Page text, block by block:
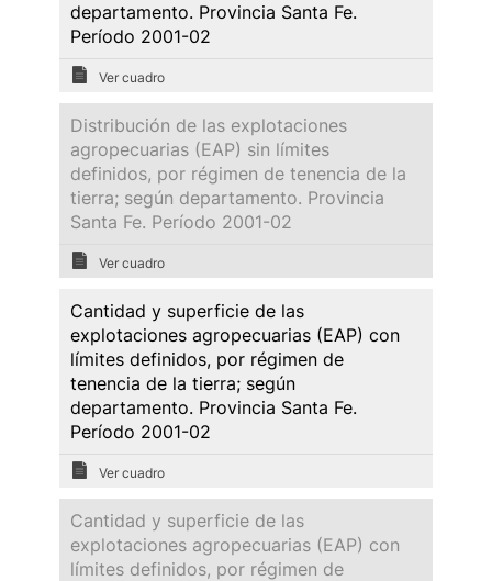
departamento. Provincia Santa Fe.
Período 2001-02
Ver cuadro
Distribución de las explotaciones
agropecuarias (EAP) sin límites
definidos, por régimen de tenencia de la
tierra; según departamento. Provincia
Santa Fe. Período 2001-02
Ver cuadro
Cantidad y superficie de las
explotaciones agropecuarias (EAP) con
límites definidos, por régimen de
tenencia de la tierra; según
departamento. Provincia Santa Fe.
Período 2001-02
Ver cuadro
Cantidad y superficie de las
explotaciones agropecuarias (EAP) con
límites definidos, por régimen de